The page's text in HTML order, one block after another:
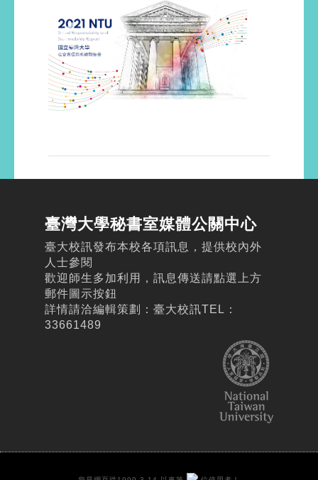
臺灣大學秘書室媒體公關中心
臺大校訊發布本校各項訊息，提供校內外
人士參閱
歡迎師生多加利用，訊息傳送請點選上方
郵件圖示按鈕
詳情請洽編輯策劃：臺大校訊TEL：
33661489